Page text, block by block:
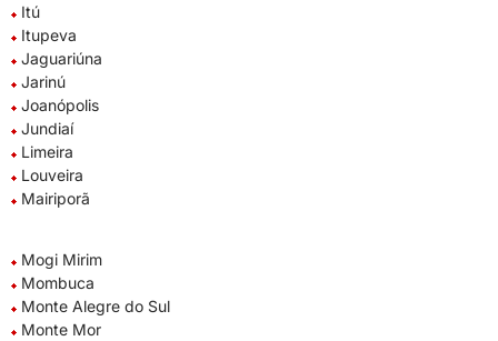
Itú
Itupeva
Jaguariúna
Jarinú
Joanópolis
Jundiaí
Limeira
Louveira
Mairiporã
Mogi Mirim
Mombuca
Monte Alegre do Sul
Monte Mor